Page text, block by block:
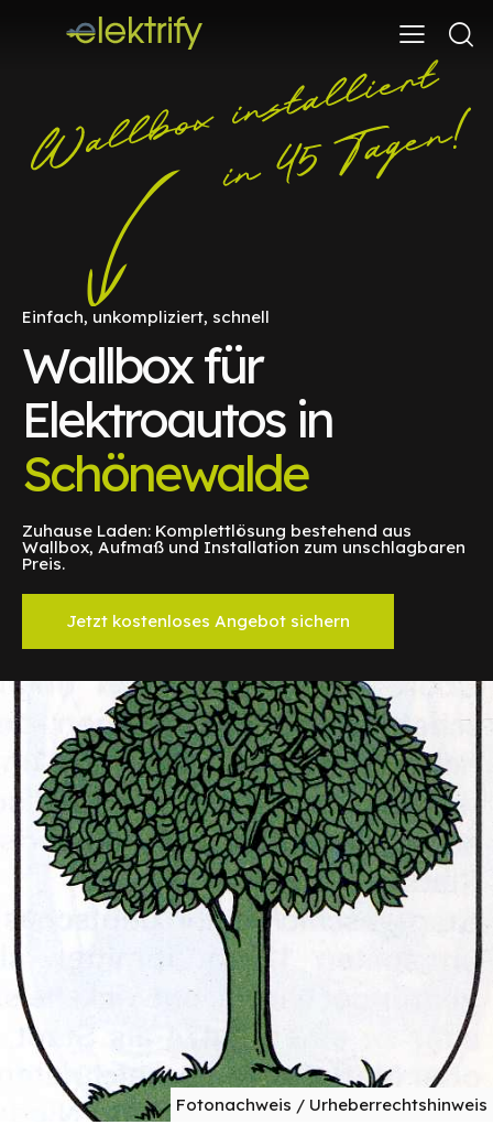
Einfach, unkompliziert, schnell
Wallbox für
Elektroautos in
Schönewalde
Zuhause Laden: Komplettlösung bestehend aus
Wallbox, Aufmaß und Installation zum unschlagbaren
Preis.
Jetzt kostenloses Angebot sichern
Fotonachweis / Urheberrechtshinweis